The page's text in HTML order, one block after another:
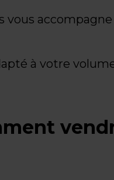
vous
à votre